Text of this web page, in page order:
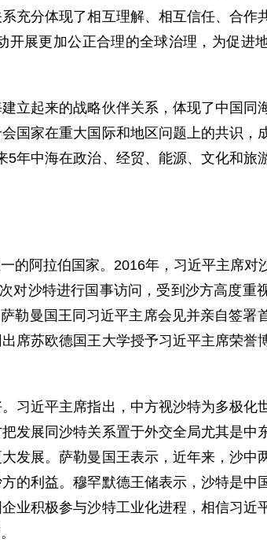
充分体现了相互理解、相互信任、合作
展更加公正合理的全球治理，为促进
立起来的战略伙伴关系，体现了中国同
国家在重大国际和地区问题上的共识，
年中海在政治、经贸、能源、文化和旅
的阿拉伯国家。2016年，习近平主席对
对沙特进行国事访问，受到沙方高度重
勒曼国王同习近平主席会见并亲自签署
席苏欧德国王大学授予习近平主席荣誉
习近平主席指出，中方视沙特为多极化
发展同沙特关系置于外交全局尤其是中
发展。萨勒曼国王表示，近年来，沙中
的利益。穆罕默德王储表示，沙特是中
业积极参与沙特工业化进程，相信习近